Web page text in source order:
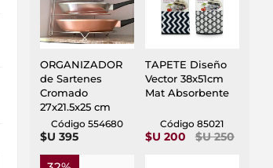
ORGANIZADOR
de Sartenes
Cromado
27x21.5x25 cm
Código 554680
$U 395
TAPETE Diseño
Vector 38x51cm
Mat Absorbente
Código 85021
$U 200 $U 250